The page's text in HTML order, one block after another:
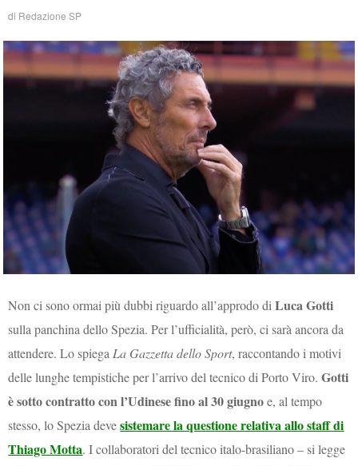
di Redazione SP
Non ci sono ormai più dubbi riguardo all’approdo diLuca Gotti
sulla panchina dello Spezia. Per l’ufficialità, però, ci sarà ancora da
attendere. Lo spiega La Gazzetta dello Sport, raccontando i motivi
delle lunghe tempistiche per l’arrivo del tecnico di Porto Viro.Gotti
è sotto contratto con l’Udinese fino al 30 giugnoe, al tempo
stesso, lo Spezia devesistemare la questione relativa allo staff di
Thiago Motta. I collaboratori del tecnico italo-brasiliano – si legge